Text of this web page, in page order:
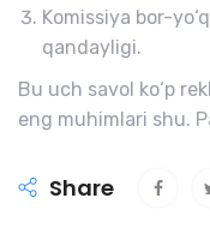
Komissiya bor-
qandayligi.
Bu uch savol ko‘p
eng muhimlari shu.
Share